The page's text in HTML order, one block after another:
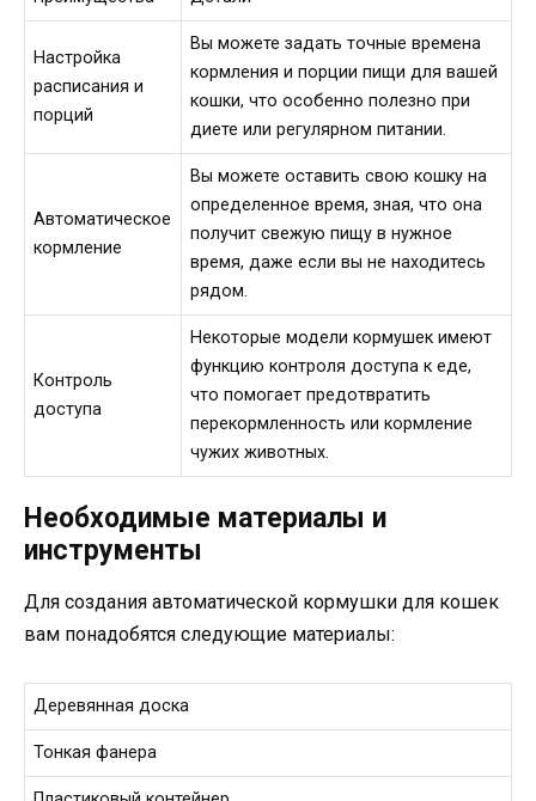
Настройка
расписания и
порций
Вы можете задать точные времена
кормления и порции пищи для вашей
кошки, что особенно полезно при
диете или регулярном питании.
Автоматическое
кормление
Вы можете оставить свою кошку на
определенное время, зная, что она
получит свежую пищу в нужное
время, даже если вы не находитесь
рядом.
Контроль
доступа
Некоторые модели кормушек имеют
функцию контроля доступа к еде,
что помогает предотвратить
перекормленность или кормление
чужих животных.
Необходимые материалы и
инструменты
Для создания автоматической кормушки для кошек
вам понадобятся следующие материалы:
Деревянная доска
Тонкая фанера